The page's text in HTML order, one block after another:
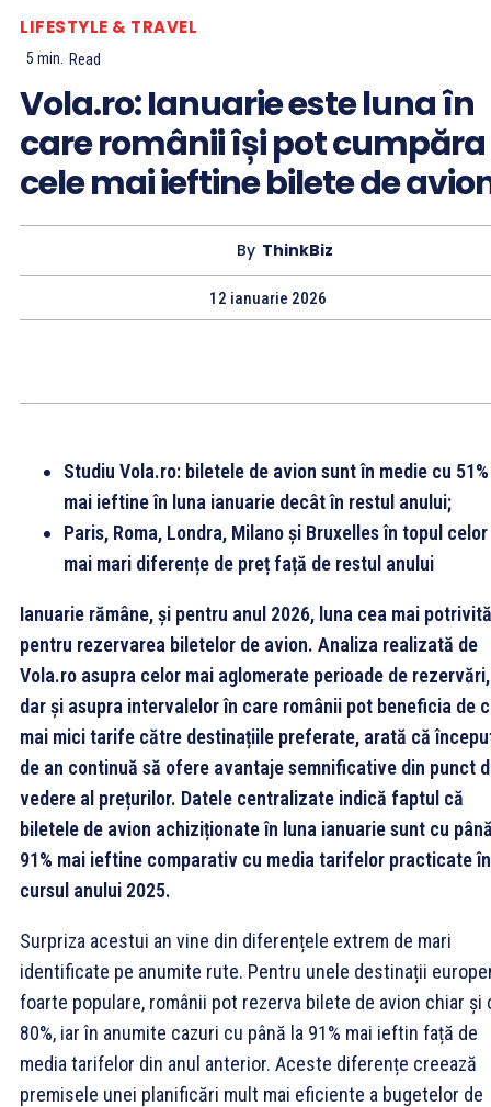
LIFESTYLE & TRAVEL
5 min. Read
Vola.ro: Ianuarie este luna în
care românii își pot cumpăra
cele mai ieftine bilete de
By ThinkBiz
12 ianuarie 2026
Studiu Vola.ro: biletele de avion sunt în medie cu 51%
mai ieftine în luna ianuarie decât în restul anului;
Paris, Roma, Londra, Milano și Bruxelles în topul celor
mai mari diferențe de preț față de restul anului
Ianuarie rămâne, și pentru anul 2026, luna cea mai potrivită
pentru rezervarea biletelor de avion. Analiza realizată de
Vola.ro asupra celor mai aglomerate perioade de rezervări,
dar și asupra intervalelor în care românii pot beneficia de
mai mici tarife către destinațiile preferate, arată că
de an continuă să ofere avantaje semnificative din punct
vedere al prețurilor. Datele centralizate indică faptul că
biletele de avion achiziționate în luna ianuarie sunt cu
91% mai ieftine comparativ cu media tarifelor practicate în
cursul anului 2025.
Surpriza acestui an vine din diferențele extrem de mari
identificate pe anumite rute. Pentru unele destinații
foarte populare, românii pot rezerva bilete de avion chiar și
80%, iar în anumite cazuri cu până la 91% mai ieftin față de
media tarifelor din anul anterior. Aceste diferențe creează
premisele unei planificări mult mai eficiente a bugetelor de